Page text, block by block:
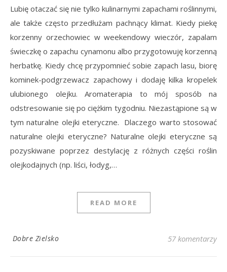
Lubię otaczać się nie tylko kulinarnymi zapachami roślinnymi,
ale także często przedłużam pachnący klimat. Kiedy piekę
korzenny orzechowiec w weekendowy wieczór, zapalam
świeczkę o zapachu cynamonu albo przygotowuję korzenną
herbatkę. Kiedy chcę przypomnieć sobie zapach lasu, biorę
kominek-podgrzewacz zapachowy i dodaję kilka kropelek
ulubionego olejku. Aromaterapia to mój sposób na
odstresowanie się po ciężkim tygodniu. Niezastąpione są w
tym naturalne olejki eteryczne. Dlaczego warto stosować
naturalne olejki eteryczne? Naturalne olejki eteryczne są
pozyskiwane poprzez destylację z różnych części roślin
olejkodajnych (np. liści, łodyg,…
READ MORE
Dobre Zielsko 57 komentarzy